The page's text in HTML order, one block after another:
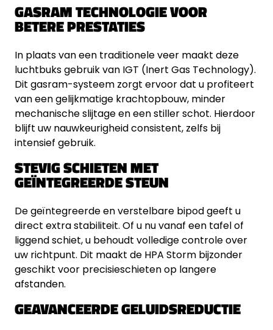
GASRAM TECHNOLOGIE VOOR
BETERE PRESTATIES
In plaats van een traditionele veer maakt deze
luchtbuks gebruik van IGT (Inert Gas Technology).
Dit gasram-systeem zorgt ervoor dat u profiteert
van een gelijkmatige krachtopbouw, minder
mechanische slijtage en een stiller schot. Hierdoor
blijft uw nauwkeurigheid consistent, zelfs bij
intensief gebruik.
STEVIG SCHIETEN MET
GEÏNTEGREERDE STEUN
De geïntegreerde en verstelbare bipod geeft u
direct extra stabiliteit. Of u nu vanaf een tafel of
liggend schiet, u behoudt volledige controle over
uw richtpunt. Dit maakt de HPA Storm bijzonder
geschikt voor precisieschieten op langere
afstanden.
GEAVANCEERDE GELUIDSREDUCTIE